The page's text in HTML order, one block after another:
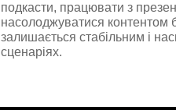
подкасти, працювати з
насолоджуватися контентом
залишається стабільним і
сценаріях.